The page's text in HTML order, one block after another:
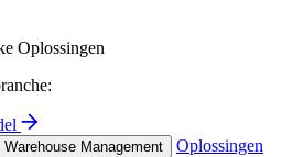
Oplossingen
Warehouse Management
Oplossingen